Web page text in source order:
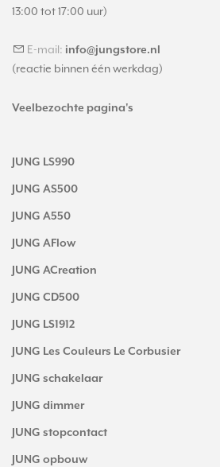
13:00 tot 17:00 uur)
E-mail: info@jungstore.nl
(reactie binnen één werkdag)
Veelbezochte pagina's
JUNG LS990
JUNG AS500
JUNG A550
JUNG AFlow
JUNG ACreation
JUNG CD500
JUNG LS1912
JUNG Les Couleurs Le Corbusier
JUNG schakelaar
JUNG dimmer
JUNG stopcontact
JUNG opbouw